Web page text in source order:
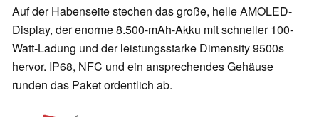
Auf der Habenseite stechen das große, helle AMOLED-
Display, der enorme 8.500-mAh-Akku mit schneller 100-
Watt-Ladung und der leistungsstarke Dimensity 9500s
hervor. IP68, NFC und ein ansprechendes Gehäuse
runden das Paket ordentlich ab.